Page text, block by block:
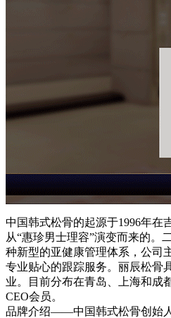
中国韩式松骨的起源于1996年在
从“惠珍男士理容”演变而来的。
种新型的亚健康管理体系，公司
专业贴心的跟踪服务。丽辰松骨
业。目前分布在青岛、上海和成
CEO会员。
品牌介绍——中国韩式松骨创始